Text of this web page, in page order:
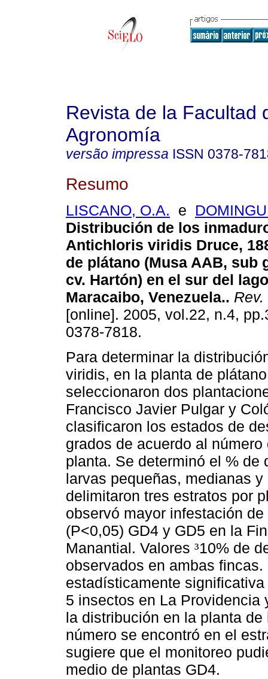
Revista de la Facultad
Agronomía
versão impressa ISSN 0378-
Resumo
LISCANO, O.A. e
Distribución de los
Antichloris viridis Druce,
de plátano (Musa AAB, sub
cv. Hartón) en el sur del
Maracaibo, Venezuela..
[online]. 2005, vol.22, n.4,
0378-7818.
Para determinar la
viridis, en la planta de
seleccionaron dos
Francisco Javier Pulgar y
clasificaron los estados de
grados de acuerdo al
planta. Se determinó el %
larvas pequeñas, medianas
delimitaron tres estratos por
observó mayor infestación
(P<0,05) GD4 y GD5 en la
Manantial. Valores ³10% de
observados en ambas
estadísticamente
5 insectos en La Providencia
la distribución en la planta
número se encontró en el
sugiere que el monitoreo
medio de plantas GD4.